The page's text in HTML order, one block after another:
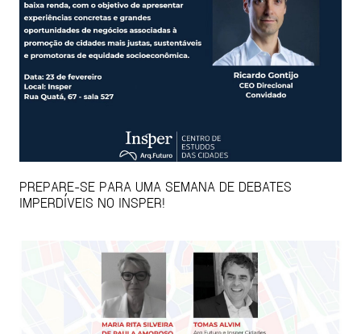
PREPARE-SE PARA UMA SEMANA DE DEBATES
IMPERDÍVEIS NO INSPER!